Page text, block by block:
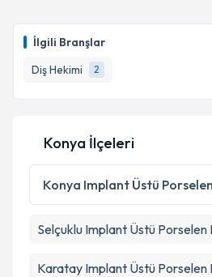
İlgili Branşlar
Diş Hekimi
2
takvim hazırlandığında e-
E-posta Adresiniz
Kişisel verilerimin
Metni'ni okudum ve kişisel
kapsamda işlenmesini
Konya İlçeleri
Konya Implant Üstü
Selçuklu Implant Üstü Porselen
Karatay Implant Üstü Porselen